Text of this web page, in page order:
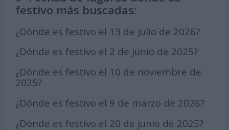
festivo más buscadas:
¿Dónde es festivo el 13 de julio de 2026?
¿Dónde es festivo el 2 de junio de 2025?
¿Dónde es festivo el 10 de noviembre de
2025?
¿Dónde es festivo el 9 de marzo de 2026?
¿Dónde es festivo el 20 de junio de 2025?